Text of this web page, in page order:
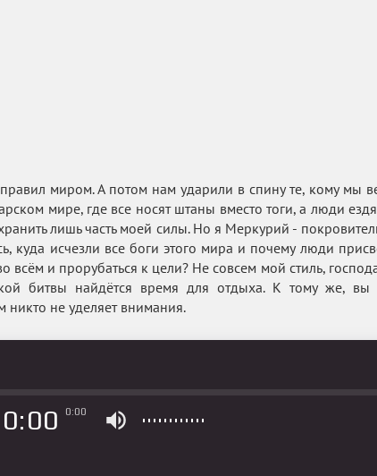
миром. А потом нам ударили в спину те, кому мы
мире, где все носят штаны вместо тоги, а люди
лишь часть моей силы. Но я Меркурий -
куда исчезли все боги этого мира и почему люди
всём и прорубаться к цели? Не совсем мой стиль,
битвы найдётся время для отдыха. К тому же, вы
не уделяет внимания.
0:00 0:00